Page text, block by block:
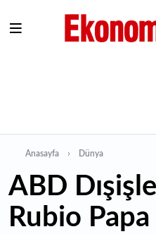
Anasayfa Dünya
ABD
Rubio